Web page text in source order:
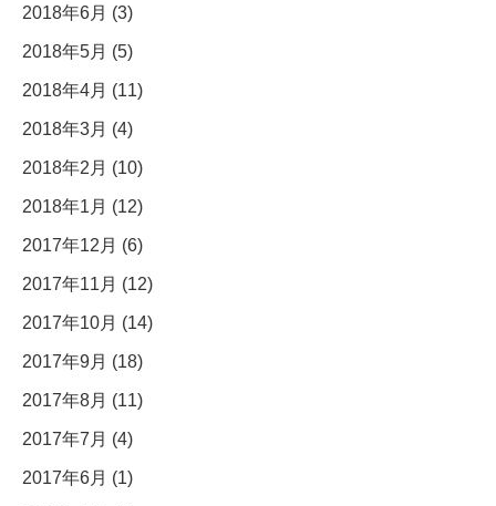
2018年6月 (3)
2018年5月 (5)
2018年4月 (11)
2018年3月 (4)
2018年2月 (10)
2018年1月 (12)
2017年12月 (6)
2017年11月 (12)
2017年10月 (14)
2017年9月 (18)
2017年8月 (11)
2017年7月 (4)
2017年6月 (1)